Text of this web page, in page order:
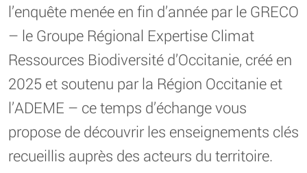
l’enquête menée en fin d’année par le GRECO
– le Groupe Régional Expertise Climat
Ressources Biodiversité d’Occitanie, créé en
2025 et soutenu par la Région Occitanie et
l’ADEME – ce temps d’échange vous
propose de découvrir les enseignements clés
recueillis auprès des acteurs du territoire.